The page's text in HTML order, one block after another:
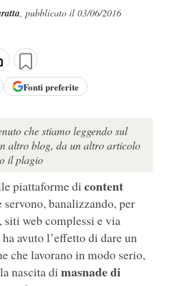
, pubblicato il 03/06/2016
Fonti preferite
che stiamo leggendo sul
altro blog, da un altro articolo
il plagio
piattaforme di content
banalizzando, per
siti web complessi e via
avuto l’effetto di dare un
che lavorano in modo serio,
nascita di masnade di